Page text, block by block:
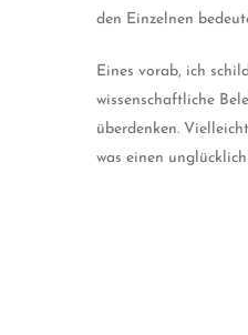
den Einzelnen
Eines vorab, ich
wissenschaftliche
überdenken.
was einen